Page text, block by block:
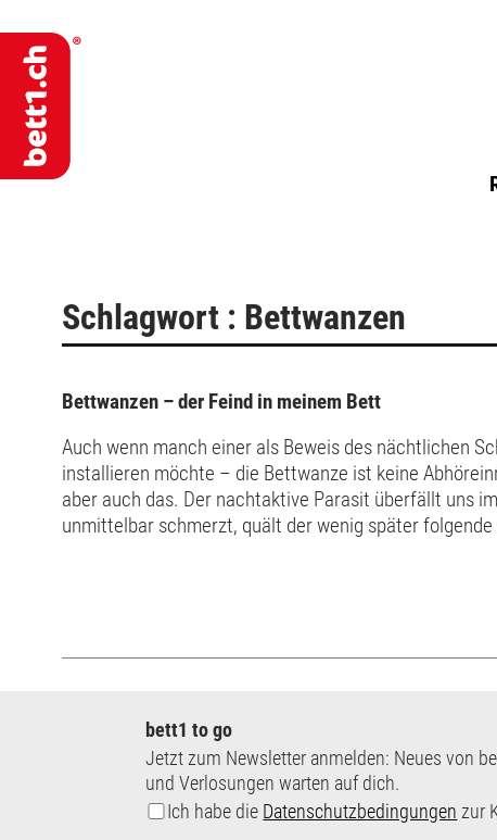
Schlagwort : Bettwanzen
Bettwanzen – der Feind in meinem Bett
Auch wenn manch einer als Beweis des nächtlichen
installieren möchte – die Bettwanze ist keine
aber auch das. Der nachtaktive Parasit überfällt uns
unmittelbar schmerzt, quält der wenig später
bett1 to go
Jetzt zum Newsletter anmelden: Neues von
und Verlosungen warten auf dich.
Ich habe die Datenschutzbedingungen zur